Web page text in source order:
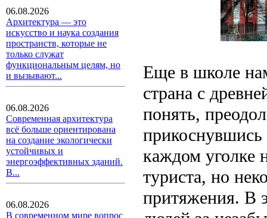
06.08.2026
Архитектура — это
искусство и наука создания
пространств, которые не
только служат
функциональным целям, но
и вызывают...
06.08.2026
Современная архитектура
всё больше ориентирована
на создание экологически
устойчивых и
энергоэффективных зданий.
В...
06.08.2026
В современном мире вопрос
Еще в школе
страна с
понять,
каждом уголке
туриста, но
притяжения. В